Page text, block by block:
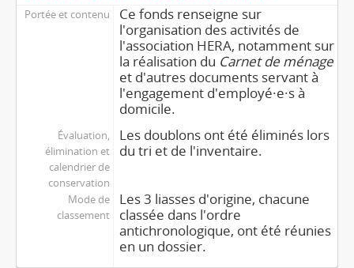
Portée et contenu
Ce fonds renseigne sur
l'organisation des activités de
l'association HERA, notamment sur
la réalisation du Carnet de ménage
et d'autres documents servant à
l'engagement d'employé·e·s à
domicile.
Évaluation,
élimination et
calendrier de
conservation
Les doublons ont été éliminés lors
du tri et de l'inventaire.
Mode de
classement
Les 3 liasses d'origine, chacune
classée dans l'ordre
antichronologique, ont été réunies
en un dossier.